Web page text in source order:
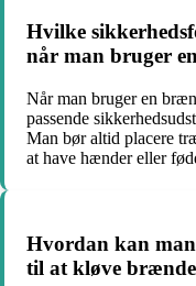
Hvilke
når man bruger
Når man bruger en
passende
Man bør altid placere
at have hænder eller
Hvordan kan
til at kløve